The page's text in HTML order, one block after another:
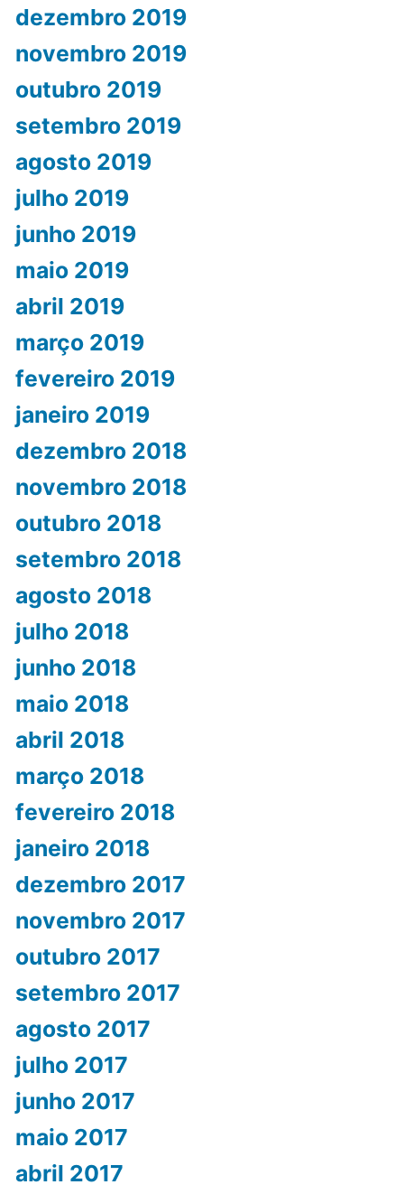
dezembro 2019
novembro 2019
outubro 2019
setembro 2019
agosto 2019
julho 2019
junho 2019
maio 2019
abril 2019
março 2019
fevereiro 2019
janeiro 2019
dezembro 2018
novembro 2018
outubro 2018
setembro 2018
agosto 2018
julho 2018
junho 2018
maio 2018
abril 2018
março 2018
fevereiro 2018
janeiro 2018
dezembro 2017
novembro 2017
outubro 2017
setembro 2017
agosto 2017
julho 2017
junho 2017
maio 2017
abril 2017